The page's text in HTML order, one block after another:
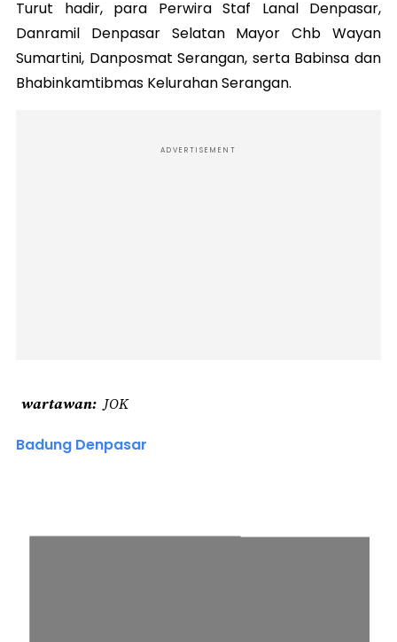
Turut hadir, para Perwira Staf Lanal Denpasar,
Danramil Denpasar Selatan Mayor Chb Wayan
Sumartini, Danposmat Serangan, serta Babinsa dan
Bhabinkamtibmas Kelurahan Serangan.
ADVERTISEMENT
wartawan JOK
Badung Denpasar